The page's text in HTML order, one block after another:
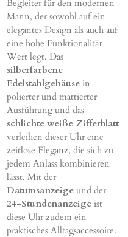
Begleiter für den modernen
Mann, der sowohl auf ein
elegantes Design als auch auf
eine hohe Funktionalität
Wert legt. Das
silberfarbene
Edelstahlgehäuse in
polierter und mattierter
Ausführung und das
schlichte weiße Zifferblatt
verleihen dieser Uhr eine
zeitlose Eleganz, die sich zu
jedem Anlass kombinieren
lässt. Mit der
Datumsanzeige und der
24-Stundenanzeige ist
diese Uhr zudem ein
praktisches Alltagsaccessoire.